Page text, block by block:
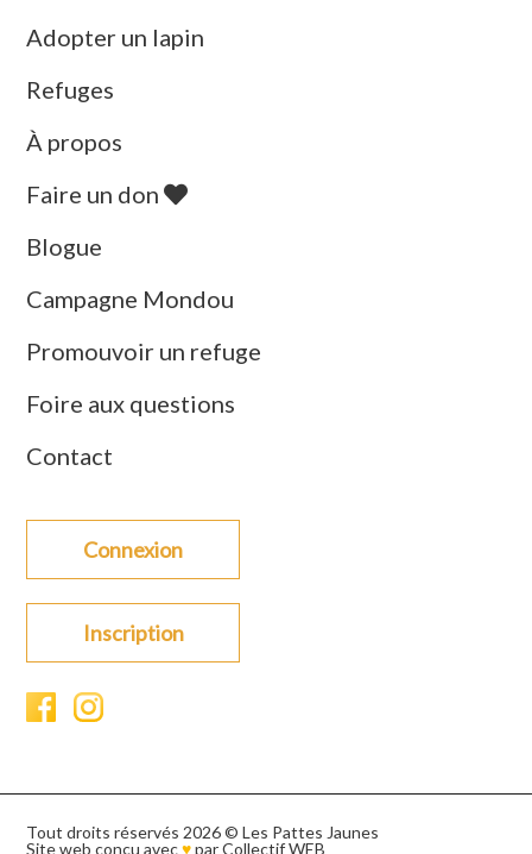
Adopter un lapin
Refuges
À propos
Faire un don
Blogue
Campagne Mondou
Promouvoir un refuge
Foire aux questions
Contact
Connexion
Inscription
Tout droits réservés 2026 © Les Pattes Jaunes
Site web conçu avec♥parCollectif WEB